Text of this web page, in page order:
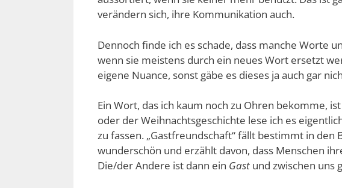
verändern sich, ihre Kommunikation auch.
Dennoch finde ich es schade, dass manche Worte
wenn sie meistens durch ein neues Wort ersetzt
eigene Nuance, sonst gäbe es dieses ja auch gar
Ein Wort, das ich kaum noch zu Ohren bekomme, ist
oder der Weihnachtsgeschichte lese ich es
zu fassen. „Gastfreundschaft“ fällt bestimmt in
wunderschön und erzählt davon, dass Menschen
Die/der Andere ist dann ein Gast und zwischen uns